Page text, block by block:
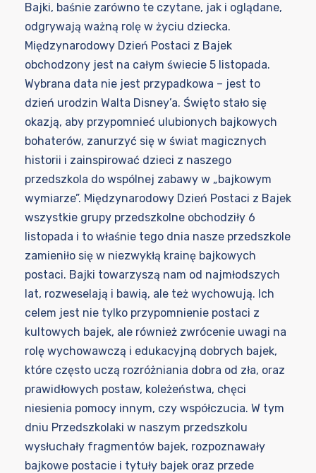
Bajki, baśnie zarówno te czytane, jak i oglądane,
odgrywają ważną rolę w życiu dziecka.
Międzynarodowy Dzień Postaci z Bajek
obchodzony jest na całym świecie 5 listopada.
Wybrana data nie jest przypadkowa – jest to
dzień urodzin Walta Disney’a. Święto stało się
okazją, aby przypomnieć ulubionych bajkowych
bohaterów, zanurzyć się w świat magicznych
historii i zainspirować dzieci z naszego
przedszkola do wspólnej zabawy w „bajkowym
wymiarze”. Międzynarodowy Dzień Postaci z Bajek
wszystkie grupy przedszkolne obchodziły 6
listopada i to właśnie tego dnia nasze przedszkole
zamieniło się w niezwykłą krainę bajkowych
postaci. Bajki towarzyszą nam od najmłodszych
lat, rozweselają i bawią, ale też wychowują. Ich
celem jest nie tylko przypomnienie postaci z
kultowych bajek, ale również zwrócenie uwagi na
rolę wychowawczą i edukacyjną dobrych bajek,
które często uczą rozróżniania dobra od zła, oraz
prawidłowych postaw, koleżeństwa, chęci
niesienia pomocy innym, czy współczucia. W tym
dniu Przedszkolaki w naszym przedszkolu
wysłuchały fragmentów bajek, rozpoznawały
bajkowe postacie i tytuły bajek oraz przede